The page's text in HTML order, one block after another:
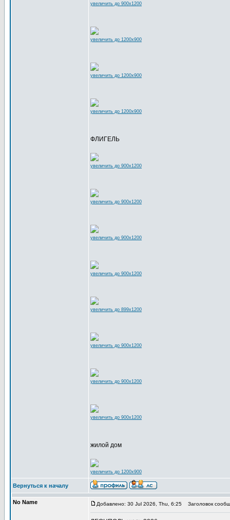
увеличить до 900x1200
увеличить до 1200x900
увеличить до 1200x900
увеличить до 1200x900
ФЛИГЕЛЬ
увеличить до 900x1200
увеличить до 900x1200
увеличить до 900x1200
увеличить до 900x1200
увеличить до 899x1200
увеличить до 900x1200
увеличить до 900x1200
увеличить до 900x1200
жилой дом
увеличить до 1200x900
Вернуться к началу
No Name Добавлено: 30 Jul 2026, Thu, 6:25 Заголовок